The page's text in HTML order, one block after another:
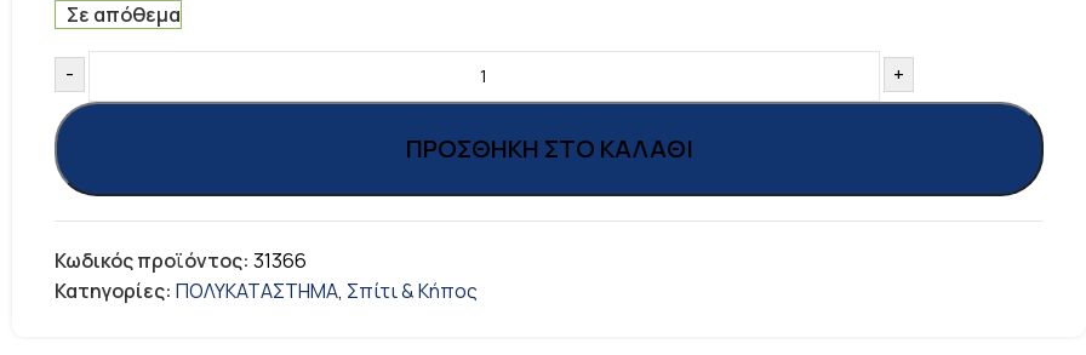
Σε απόθεμα
- +
ΠΡΟΣΘΉΚΗ ΣΤΟ ΚΑΛΆΘΙ
Κωδικός προϊόντος: 31366
Κατηγορίες: ΠΟΛΥΚΑΤΑΣΤΗΜΑ, Σπίτι & Κήπος